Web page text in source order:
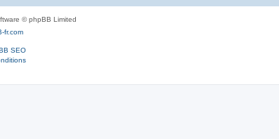
© phpBB Limited
fr.com
SEO